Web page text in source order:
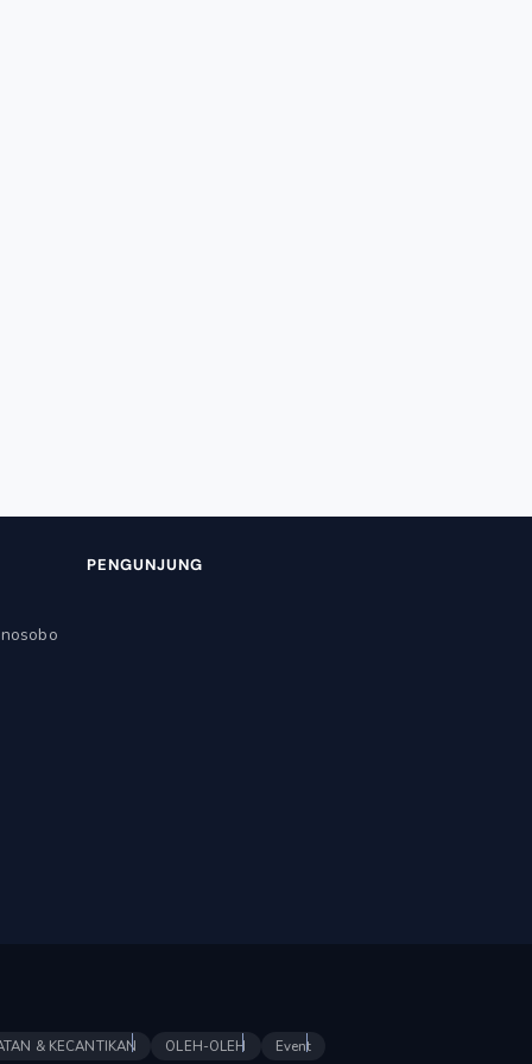
PENGUNJUNG
& KECANTIKAN OLEH-OLEH Event